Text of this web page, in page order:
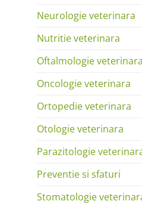
Neurologie veterinara
Nutritie veterinara
Oftalmologie veterinara
Oncologie veterinara
Ortopedie veterinara
Otologie veterinara
Parazitologie
Preventie si sfaturi
Stomatologie